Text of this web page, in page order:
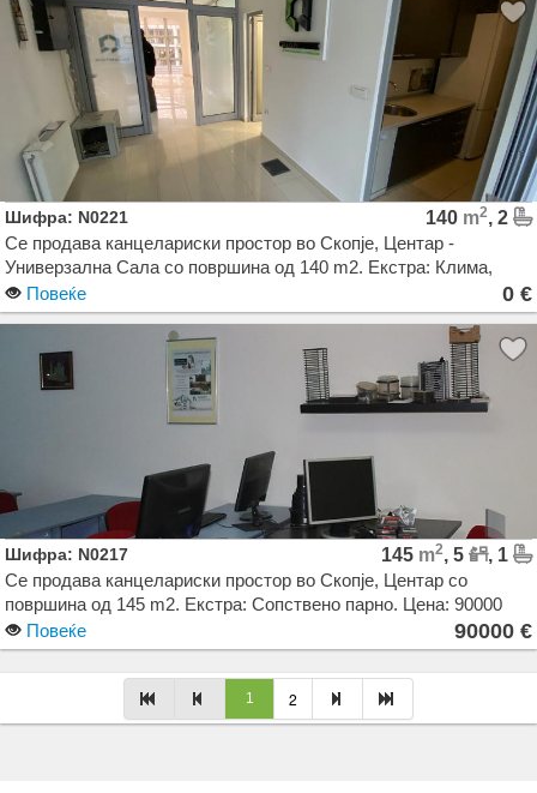
Шифра: N0221 140 m2, 2
Се продава канцелариски простор во Скопје, Центар -
Универзална Сала со површина од 140 m2. Екстра: Клима,
Централно Парно, Лифт, Кујнски елементи, Кујнски апарати,
Паркинг. Цена: 0 EUR
Повеќе 0 €
Шифра: N0217 145 m2, 5
, 1
Се продава канцелариски простор во Скопје, Центар со
површина од 145 m2. Екстра: Сопствено парно. Цена: 90000
EURПовеќе 90000 €
Agencija Novel Nedviznosti: Izdavanje i Prodazba na Stanovi, Kuki, Kat od kuka, Kancelarii,
1 2